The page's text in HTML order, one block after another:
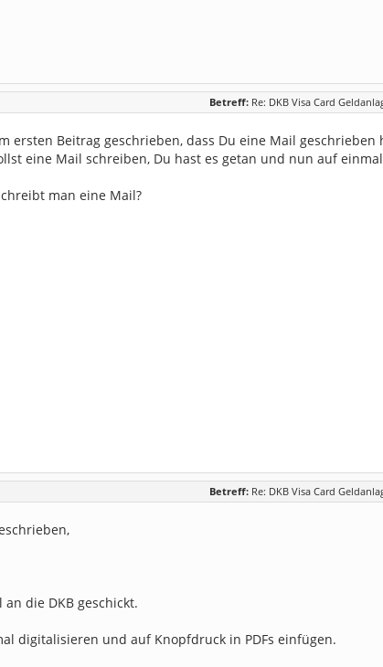
Betreff: Re: DKB Visa Card
ersten Beitrag geschrieben, dass Du eine Mail geschrieben
eine Mail schreiben, Du hast es getan und nun auf
man eine Mail?
Betreff: Re: DKB Visa Card
die DKB geschickt.
digitalisieren und auf Knopfdruck in PDFs einfügen.